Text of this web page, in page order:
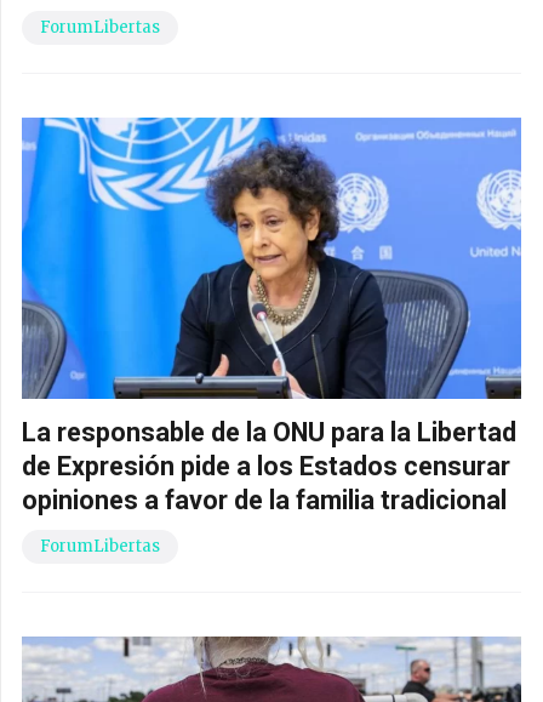
ForumLibertas
La responsable de la ONU para la Libertad
de Expresión pide a los Estados censurar
opiniones a favor de la familia tradicional
ForumLibertas